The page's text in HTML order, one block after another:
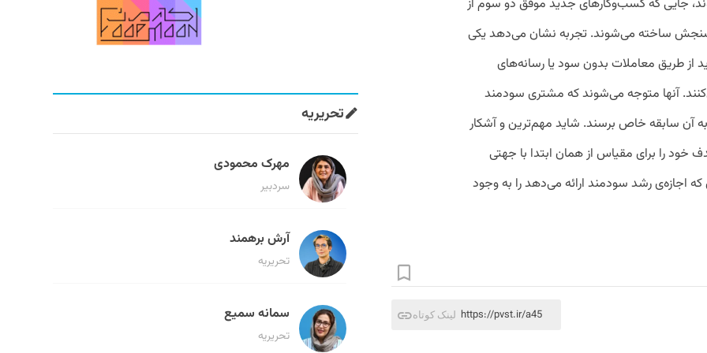
جایی که کسب‌وکارهای جدید موفق دو سوم از
سنجش ساخته می‌شوند. تجربه نشان می‌دهد یکی
از طریق معاملات بدون سود یا رسانه‌های
آنها متوجه می‌شوند که مشتری سودمند
آن سابقه خاص برسند. شاید مهم‌ترین و آشکار
را برای مقیاس از همان ابتدا با جهتی
اجازه‌ی رشد سودمند ارائه می‌دهد را به وجود
لینک کوتاه https://pvst.ir/a45
تحریریه
مهرک محمودی
سردبیر
آرش برهمند
تحریریه
سمانه سمیع
تحریریه